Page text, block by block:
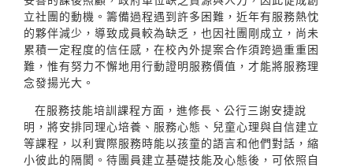
立社團的動機。籌備過程遇到許多困難，近年有服務熱忱
的夥伴減少，導致成員較為缺乏，也因社團剛成立，尚未
累積一定程度的信任感，在校內外提案合作須跨過重重困
難，惟有努力不懈地用行動證明服務價值，才能將服務理
念發揚光大。
在服務技能培訓課程方面，進修長、公行三謝安捷說
明，將安排同理心培養、服務心態、兒童心理與自信建立
等課程，以利實際服務時能以孩童的語言和他們對話，縮
小彼此的隔閡。待團員建立基礎技能及心態後，可依照自